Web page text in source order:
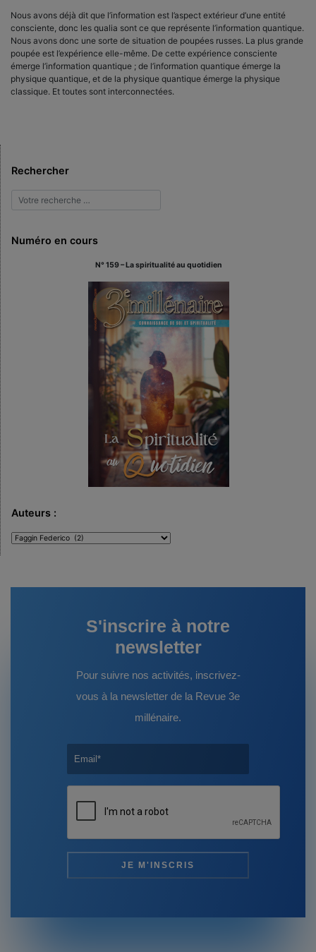
Nous avons déjà dit que l’information est l’aspect extérieur d’une entité
consciente, donc les qualia sont ce que représente l’information quantique.
Nous avons donc une sorte de situation de poupées russes. La plus grande
poupée est l’expérience elle-même. De cette expérience consciente
émerge l’information quantique ; de l’information quantique émerge la
physique quantique, et de la physique quantique émerge la physique
classique. Et toutes sont interconnectées.
Rechercher
Numéro en cours
N° 159 – La spiritualité au quotidien
Auteurs :
Auteurs
:
S'inscrire à notre
newsletter
Pour suivre nos activités, inscrivez-
vous à la newsletter de la Revue 3e
millénaire.